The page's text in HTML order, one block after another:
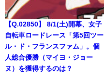
【Q.02850】 8/1(土)開幕、女子
自転車ロードレース「第5回ツー
ル・ド・フランスファム」。個
人総合優勝（マイヨ・ジョー
ヌ）を獲得するのは？